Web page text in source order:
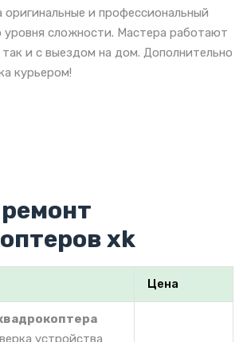
оригинальные и профессиональный
уровня сложности. Мастера работают
и с выездом на дом. Дополнительно
курьером!
xk
Цена
устройства